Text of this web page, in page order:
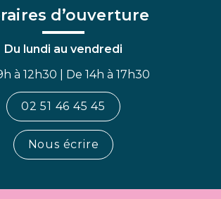
d’ouverture
Du lundi au vendredi
à 12h30 | De 14h à 17h30
02 51 46 45 45
Nous écrire